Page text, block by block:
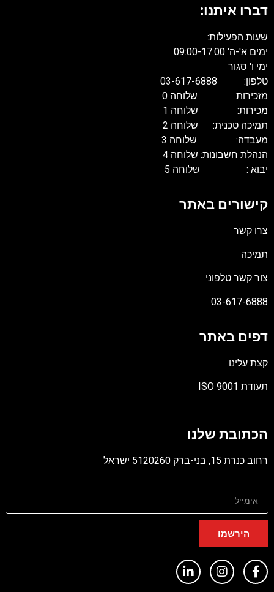
דברו איתנו:
שעות הפעילות:
ימים א'-ה' 09:00-17:00
ימי ו' סגור
טלפון: 03-617-6888
מזכירות: שלוחה 0
מכירות: שלוחה 1
תמיכה טכנית: שלוחה 2
מעבדה: שלוחה 3
הנהלת חשבונות: שלוחה 4
יבוא : שלוחה 5
קישורים באתר
צרו קשר
תמיכה
צור קשר טלפוני
03-617-6888
דפים באתר
קצת עלינו
תעודת ISO 9001
PDF
הכתובת שלנו
רחוב כנרת 15, בני-ברק 5120260 ישראל
הירשמו